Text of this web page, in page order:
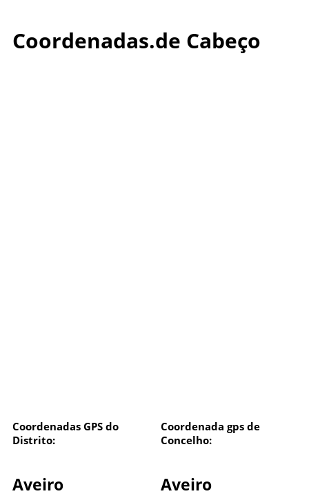
Coordenadas.de Cabeço
Coordenadas GPS do
Distrito:
Coordenada gps de
Concelho:
Aveiro Aveiro